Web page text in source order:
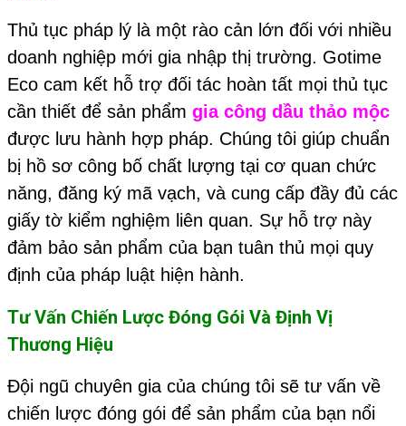
Thủ tục pháp lý là một rào cản lớn đối với nhiều
doanh nghiệp mới gia nhập thị trường. Gotime
Eco cam kết hỗ trợ đối tác hoàn tất mọi thủ tục
cần thiết để sản phẩm gia công dầu thảo mộc
được lưu hành hợp pháp. Chúng tôi giúp chuẩn
bị hồ sơ công bố chất lượng tại cơ quan chức
năng, đăng ký mã vạch, và cung cấp đầy đủ các
giấy tờ kiểm nghiệm liên quan. Sự hỗ trợ này
đảm bảo sản phẩm của bạn tuân thủ mọi quy
định của pháp luật hiện hành.
Tư Vấn Chiến Lược Đóng Gói Và Định Vị
Thương Hiệu
Đội ngũ chuyên gia của chúng tôi sẽ tư vấn về
chiến lược đóng gói để sản phẩm của bạn nổi